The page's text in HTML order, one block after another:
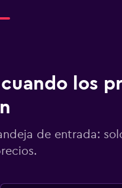
los
de entrada: